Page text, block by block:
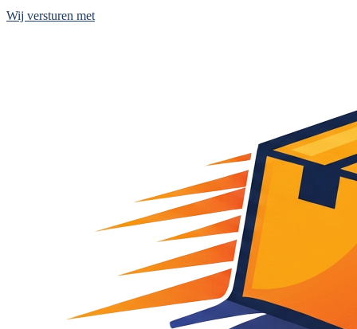
Wij versturen met